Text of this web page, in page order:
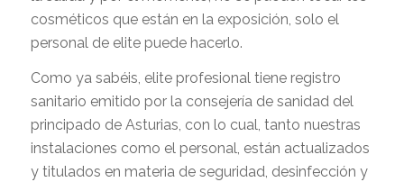
cosméticos que están en la exposición, solo el
personal de elite puede hacerlo.
Como ya sabéis, elite profesional tiene registro
sanitario emitido por la consejería de sanidad del
principado de Asturias, con lo cual, tanto nuestras
instalaciones como el personal, están actualizados
y titulados en materia de seguridad, desinfección y